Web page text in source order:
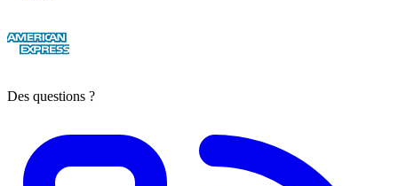
Des questions ?